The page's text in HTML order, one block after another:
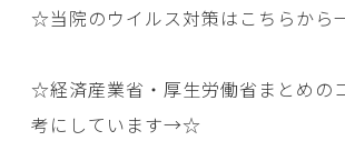
☆当院のウイルス対策はこちらか
☆経済産業省・厚生労働省まとめの
考にしています→☆